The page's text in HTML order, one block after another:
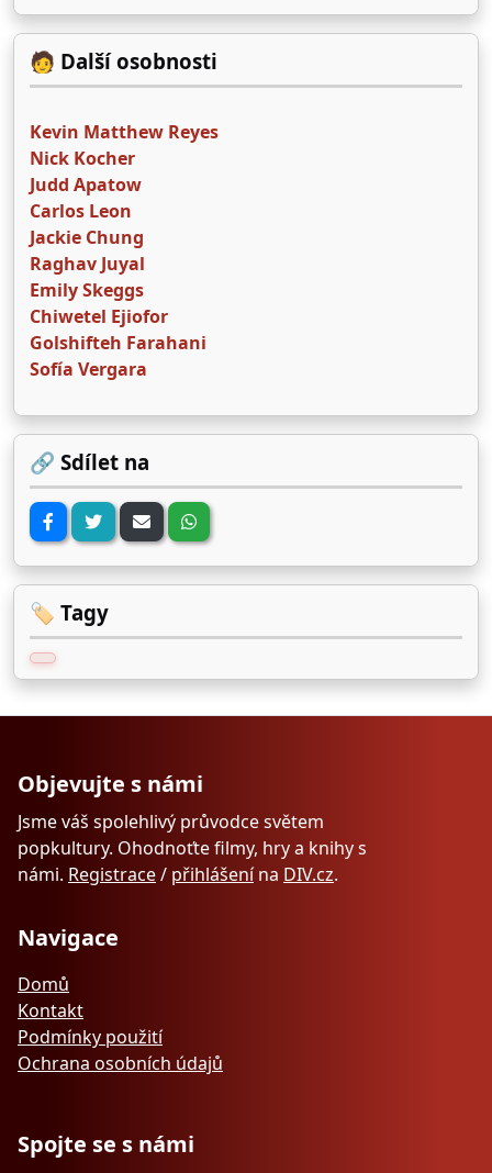
🧑 Další osobnosti
Kevin Matthew Reyes
Nick Kocher
Judd Apatow
Carlos Leon
Jackie Chung
Raghav Juyal
Emily Skeggs
Chiwetel Ejiofor
Golshifteh Farahani
Sofía Vergara
🔗 Sdílet na
🏷️ Tagy
Objevujte s námi
Jsme váš spolehlivý průvodce světem
popkultury. Ohodnoťte filmy, hry a knihy s
námi. Registrace/ přihlášenína DIV.cz.
Navigace
Domů
Kontakt
Podmínky použití
Ochrana osobních údajů
Spojte se s námi